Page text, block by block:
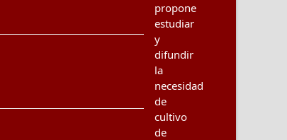
propone
estudiar
y
difundir
la
necesidad
de
cultivo
de